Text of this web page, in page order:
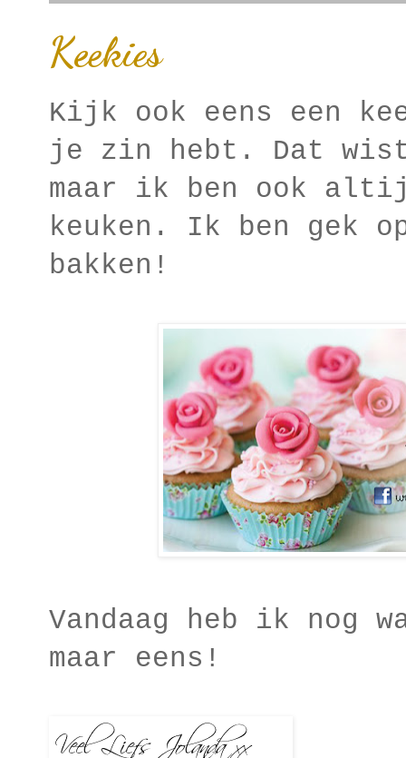
Keekies
Kijk ook eens een
je zin hebt. Dat
maar ik ben ook
keuken. Ik ben gek
bakken!
Vandaag heb ik nog
maar eens!